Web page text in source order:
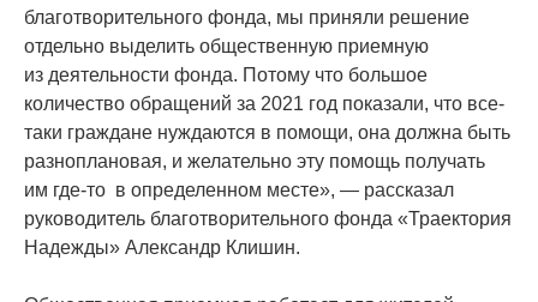
благотворительного фонда, мы приняли решение
отдельно выделить общественную приемную
из деятельности фонда. Потому что большое
количество обращений за 2021 год показали, что все-
таки граждане нуждаются в помощи, она должна быть
разноплановая, и желательно эту помощь получать
им где-то в определенном месте», — рассказал
руководитель благотворительного фонда «Траектория
Надежды» Александр Клишин.